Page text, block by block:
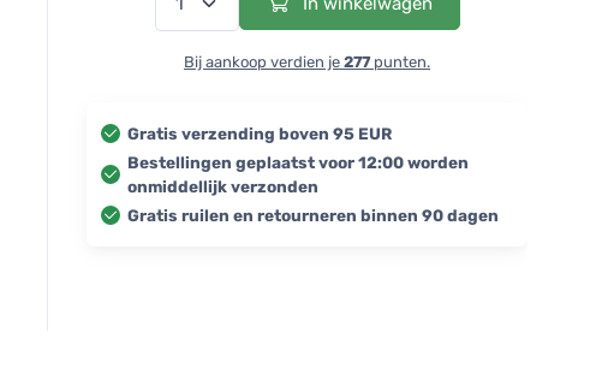
Bij aankoop verdien je 277 punten.
Gratis verzending boven 95 EUR
Bestellingen geplaatst voor 12:00 worden
onmiddellijk verzonden
Gratis ruilen en retourneren binnen 90 dagen